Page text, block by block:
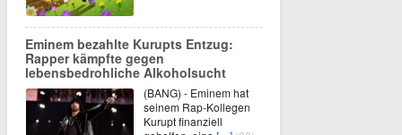
Eminem bezahlte Kurupts Entzug:
Rapper kämpfte gegen
lebensbedrohliche Alkoholsucht
(BANG) - Eminem hat
seinem Rap-Kollegen
Kurupt finanziell